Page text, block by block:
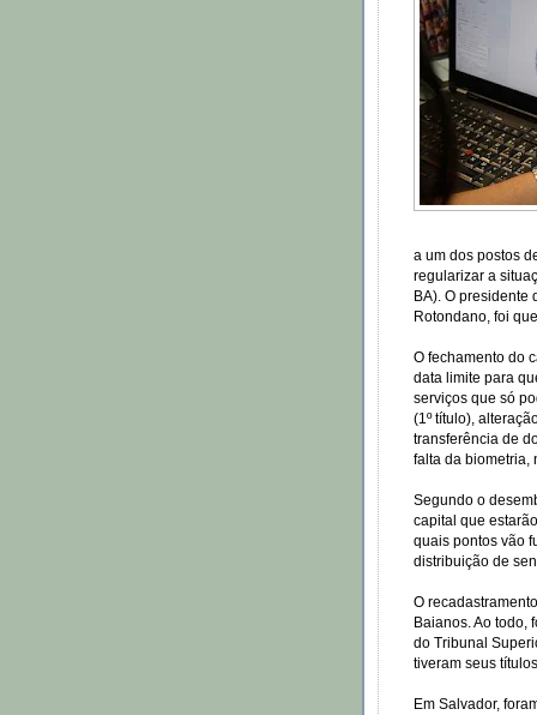
a um dos postos
regularizar a
BA). O presidente
Rotondano, foi
O fechamento do
data limite para
serviços que só
(1º título),
transferência de
falta da biometria,
Segundo o
capital que
quais pontos vão
distribuição de
O
Baianos. Ao todo,
do Tribunal
tiveram seus
Em Salvador,